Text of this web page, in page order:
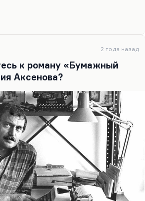
ему нужно было на чем-то перо
на…
2 года назад
к роману «Бумажный
Аксенова?